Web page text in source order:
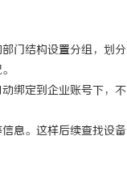
门结构设置分组，划分
绑定到企业账号下，不
息。这样后续查找设备